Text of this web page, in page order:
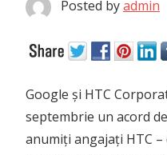
Posted byadmin
Google și HTC
septembrie un acord
anumiți angajați HTC